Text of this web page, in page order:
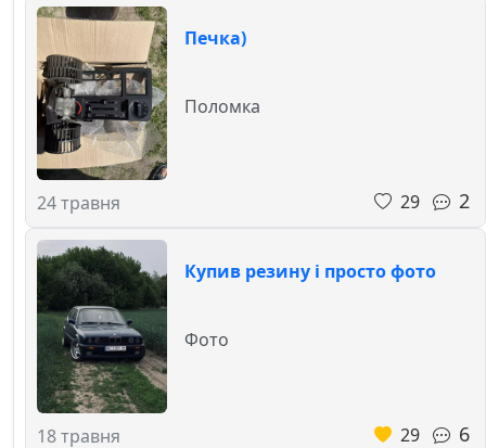
Печка)
24 травня
Поломка
29 2
Купив резину і просто фото
18 травня
Фото
29 6